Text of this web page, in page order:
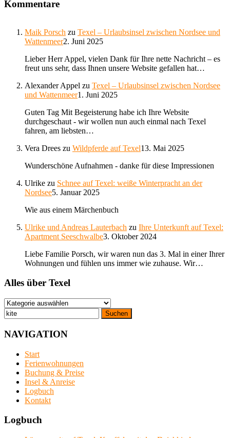
Kommentare
Maik Porsch zu Texel – Urlaubsinsel zwischen Nordsee und
Wattenmeer2. Juni 2025
Lieber Herr Appel, vielen Dank für Ihre nette Nachricht – es
freut uns sehr, dass Ihnen unsere Website gefallen hat…
Alexander Appel zu Texel – Urlaubsinsel zwischen Nordsee
und Wattenmeer1. Juni 2025
Guten Tag Mit Begeisterung habe ich Ihre Website
durchgeschaut - wir wollen nun auch einmal nach Texel
fahren, am liebsten…
Vera Drees zu Wildpferde auf Texel13. Mai 2025
Wunderschöne Aufnahmen - danke für diese Impressionen
Ulrike zu Schnee auf Texel: weiße Winterpracht an der
Nordsee5. Januar 2025
Wie aus einem Märchenbuch
Ulrike und Andreas Lauterbach zu Ihre Unterkunft auf Texel:
Apartment Seeschwalbe3. Oktober 2024
Liebe Familie Porsch, wir waren nun das 3. Mal in einer Ihrer
Wohnungen und fühlen uns immer wie zuhause. Wir…
Alles über Texel
Alles
über
Texel
Suchen
nach:
NAVIGATION
Start
Ferienwohnungen
Buchung & Preise
Insel & Anreise
Logbuch
Kontakt
Logbuch